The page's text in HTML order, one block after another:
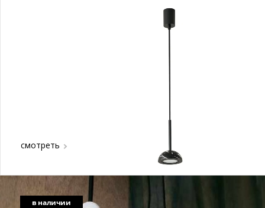
смотреть
в наличии